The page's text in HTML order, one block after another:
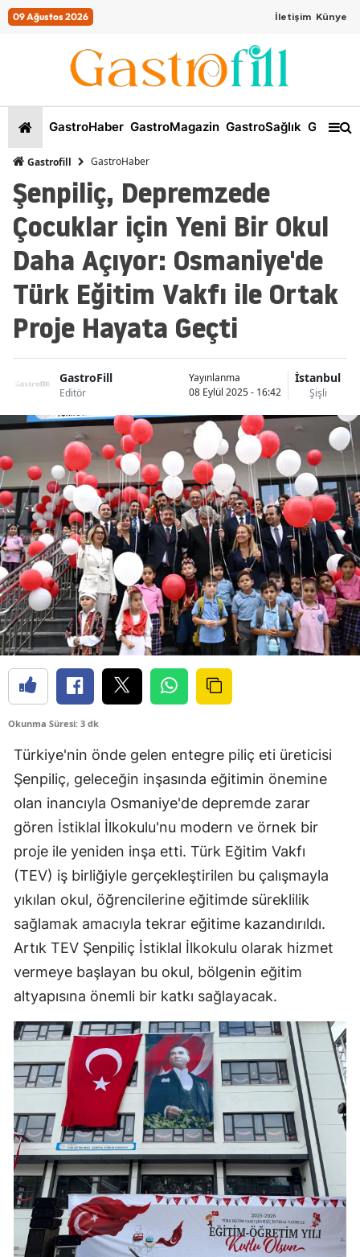
09 Ağustos 2026 İletişim Künye
GastroHaber GastroMagazin GastroSağlık
Gastrofill GastroHaber
Şenpiliç, Depremzede
Çocuklar için Yeni Bir Okul
Daha Açıyor: Osmaniye'de
Türk Eğitim Vakfı ile Ortak
Proje Hayata Geçti
GastroFill
Editör
Yayınlanma
08 Eylül 2025 - 16:42
İstanbul
Şişli
Okunma Süresi: 3 dk
Türkiye'nin önde gelen entegre piliç eti üreticisi
Şenpiliç, geleceğin inşasında eğitimin önemine
olan inancıyla Osmaniye'de depremde zarar
gören İstiklal İlkokulu'nu modern ve örnek bir
proje ile yeniden inşa etti. Türk Eğitim Vakfı
(TEV) iş birliğiyle gerçekleştirilen bu çalışmayla
yıkılan okul, öğrencilerine eğitimde süreklilik
sağlamak amacıyla tekrar eğitime kazandırıldı.
Artık TEV Şenpiliç İstiklal İlkokulu olarak hizmet
vermeye başlayan bu okul, bölgenin eğitim
altyapısına önemli bir katkı sağlayacak.